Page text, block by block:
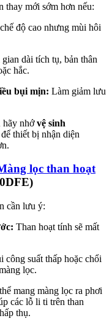
thay mới sớm hơn nếu:
độ cao nhưng mùi hôi
dài tích tụ, bản thân
hắc.
bụi mịn: Làm giảm lưu
hãy nhớvệ sinh
thiết bị nhận diện
lọc than hoạt
cần lưu ý:
Than hoạt tính sẽ mất
công suất thấp hoặc chổi
lọc.
mang màng lọc ra phơi
các lỗ li ti trên than
thụ.